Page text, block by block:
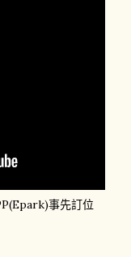
事先訂位